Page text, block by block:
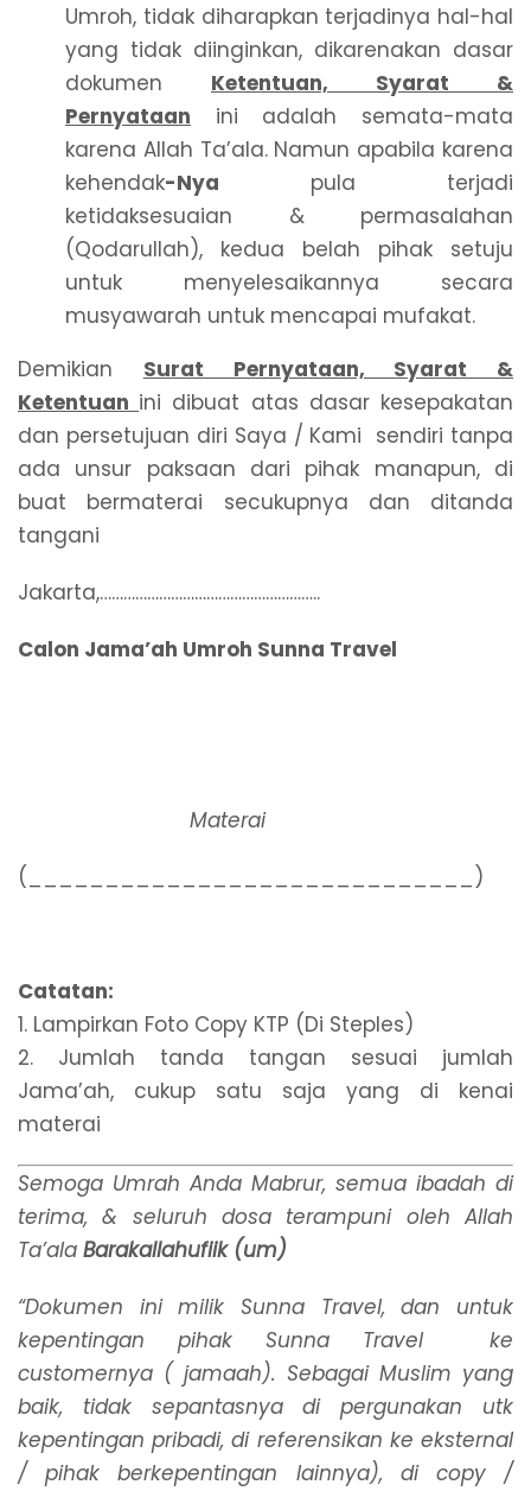
Umroh, tidak diharapkan terjadinya hal-hal
yang tidak diinginkan, dikarenakan dasar
dokumen Ketentuan, Syarat &
Pernyataan ini adalah semata-mata
karena Allah Ta’ala. Namun apabila karena
kehendak-Nya pula terjadi
ketidaksesuaian & permasalahan
(Qodarullah), kedua belah pihak setuju
untuk menyelesaikannya secara
musyawarah untuk mencapai mufakat.
Demikian Surat Pernyataan, Syarat &
Ketentuan ini dibuat atas dasar kesepakatan
dan persetujuan diri Saya / Kami sendiri tanpa
ada unsur paksaan dari pihak manapun, di
buat bermaterai secukupnya dan ditanda
tangani
Jakarta,………………………………………………..
Calon Jama’ah Umroh Sunna Travel
Materai
(_____________________________)
Catatan:
1. Lampirkan Foto Copy KTP (Di Steples)
2. Jumlah tanda tangan sesuai jumlah
Jama’ah, cukup satu saja yang di kenai
materai
Semoga Umrah Anda Mabrur, semua ibadah di
terima, & seluruh dosa terampuni oleh Allah
Ta’ala Barakallahufiik (um)
“Dokumen ini milik Sunna Travel, dan untuk
kepentingan pihak Sunna Travel ke
customernya ( jamaah). Sebagai Muslim yang
baik, tidak sepantasnya di pergunakan utk
kepentingan pribadi, di referensikan ke eksternal
/ pihak berkepentingan lainnya), di copy /